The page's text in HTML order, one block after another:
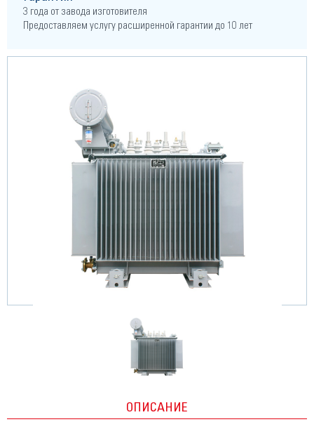
3 года от завода изготовителя
Предоставляем услугу расширенной гарантии до 10 лет
ОПИСАНИЕ